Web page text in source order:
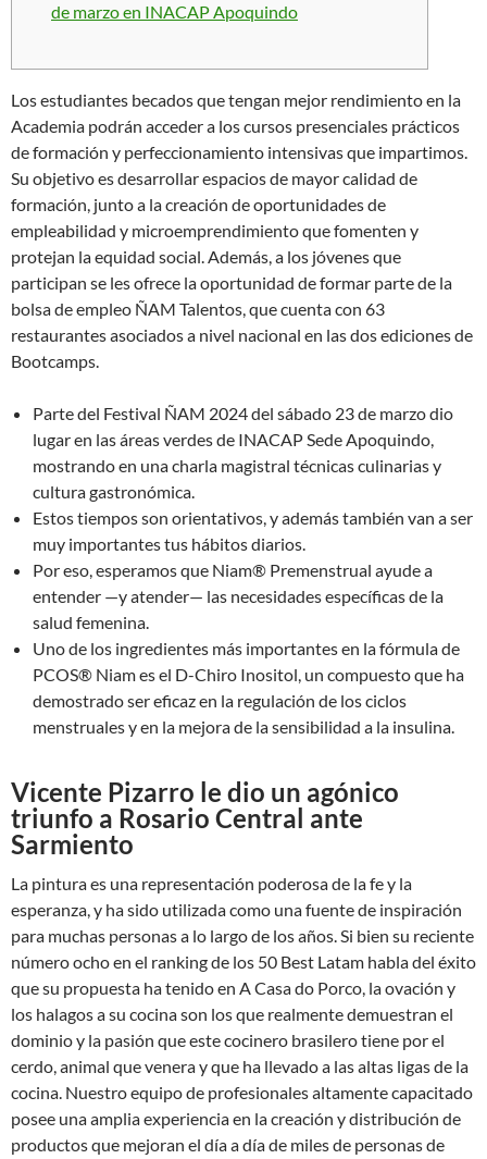
de marzo en INACAP Apoquindo
Los estudiantes becados que tengan mejor rendimiento en la
Academia podrán acceder a los cursos presenciales prácticos
de formación y perfeccionamiento intensivas que impartimos.
Su objetivo es desarrollar espacios de mayor calidad de
formación, junto a la creación de oportunidades de
empleabilidad y microemprendimiento que fomenten y
protejan la equidad social. Además, a los jóvenes que
participan se les ofrece la oportunidad de formar parte de la
bolsa de empleo ÑAM Talentos, que cuenta con 63
restaurantes asociados a nivel nacional en las dos ediciones de
Bootcamps.
Parte del Festival ÑAM 2024 del sábado 23 de marzo dio
lugar en las áreas verdes de INACAP Sede Apoquindo,
mostrando en una charla magistral técnicas culinarias y
cultura gastronómica.
Estos tiempos son orientativos, y además también van a ser
muy importantes tus hábitos diarios.
Por eso, esperamos que Niam® Premenstrual ayude a
entender —y atender— las necesidades específicas de la
salud femenina.
Uno de los ingredientes más importantes en la fórmula de
PCOS® Niam es el D-Chiro Inositol, un compuesto que ha
demostrado ser eficaz en la regulación de los ciclos
menstruales y en la mejora de la sensibilidad a la insulina.
Vicente Pizarro le dio un agónico
triunfo a Rosario Central ante
Sarmiento
La pintura es una representación poderosa de la fe y la
esperanza, y ha sido utilizada como una fuente de inspiración
para muchas personas a lo largo de los años. Si bien su reciente
número ocho en el ranking de los 50 Best Latam habla del éxito
que su propuesta ha tenido en A Casa do Porco, la ovación y
los halagos a su cocina son los que realmente demuestran el
dominio y la pasión que este cocinero brasilero tiene por el
cerdo, animal que venera y que ha llevado a las altas ligas de la
cocina. Nuestro equipo de profesionales altamente capacitado
posee una amplia experiencia en la creación y distribución de
productos que mejoran el día a día de miles de personas de